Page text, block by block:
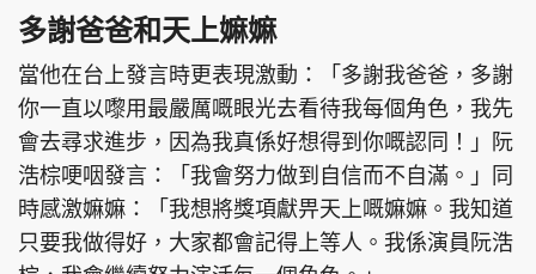
關於我們
聯絡我們
隱私政策聲明
使用條款
版權及免責聲明
Copyright © 東周網 版權所有 . 不得轉載
©Eastweek.com.hk. All rights reserved.
多謝爸爸和天上嫲嫲
當他在台上發言時更表現激動：「多謝我爸爸，多謝
你一直以嚟用最嚴厲嘅眼光去看待我每個角色，我先
會去尋求進步，因為我真係好想得到你嘅認同！」阮
浩棕哽咽發言：「我會努力做到自信而不自滿。」同
時感激嫲嫲：「我想將獎項獻畀天上嘅嫲嫲。我知道
只要我做得好，大家都會記得上等人。我係演員阮浩